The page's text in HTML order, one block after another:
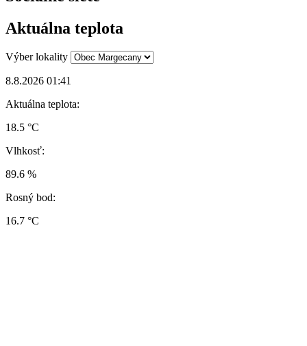
Aktuálna teplota
Výber lokality
8.8.2026 01:41
Aktuálna teplota:
18.5 °C
Vlhkosť:
89.6 %
Rosný bod:
16.7 °C